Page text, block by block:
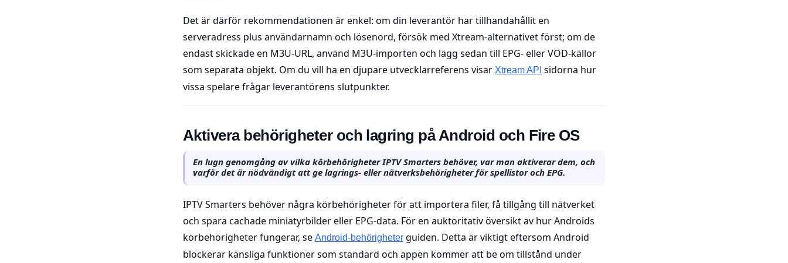
Det är därför rekommendationen är enkel: om din leverantör har tillhandahållit en
serveradress plus användarnamn och lösenord, försök med Xtream-alternativet först; om de
endast skickade en M3U-URL, använd M3U-importen och lägg sedan till EPG- eller VOD-källor
som separata objekt. Om du vill ha en djupare utvecklarreferens visar Xtream API sidorna hur
vissa spelare frågar leverantörens slutpunkter.
Aktivera behörigheter och lagring på Android och Fire OS
En lugn genomgång av vilka körbehörigheter IPTV Smarters behöver, var man aktiverar dem, och
varför det är nödvändigt att ge lagrings- eller nätverksbehörigheter för spellistor och EPG.
IPTV Smarters behöver några körbehörigheter för att importera filer, få tillgång till nätverket
och spara cachade miniatyrbilder eller EPG-data. För en auktoritativ översikt av hur Androids
körbehörigheter fungerar, se Android-behörigheter guiden. Detta är viktigt eftersom Android
blockerar känsliga funktioner som standard och appen kommer att be om tillstånd under